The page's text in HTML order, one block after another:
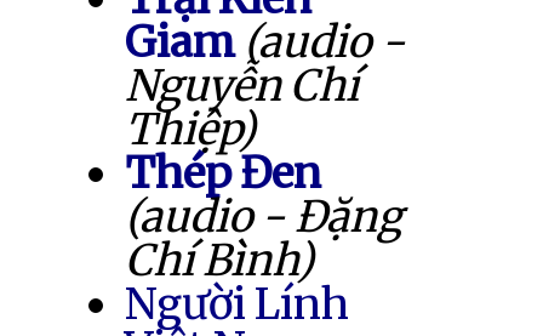
Giam (audio -
Nguyễn Chí
Thiệp)
Thép Đen
(audio - Đặng
Chí Bình)
Người Lính